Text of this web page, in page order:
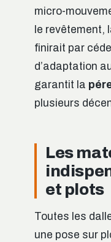
micro-
le revêtement,
finirait par
d’adaptation
garantit la
plusieurs
Les
et plots
Toutes les
une pose sur